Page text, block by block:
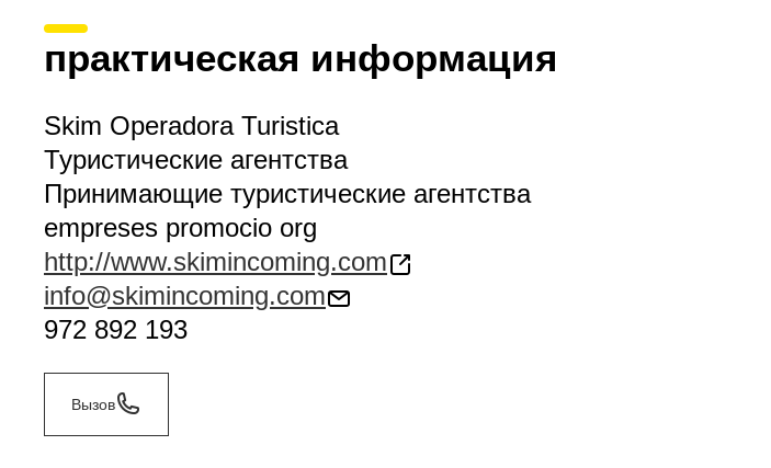
практическая информация
Skim Operadora Turistica
Туристические агентства
Принимающие туристические агентства
empreses promocio org
http://www.skimincoming.com
info@skimincoming.com
972 892 193
Вызов